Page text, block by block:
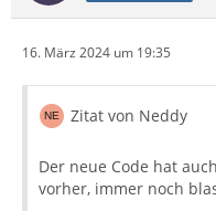
16. März 2024 um 19:35
Zitat von Neddy
Der neue Code hat
vorher, immer noch